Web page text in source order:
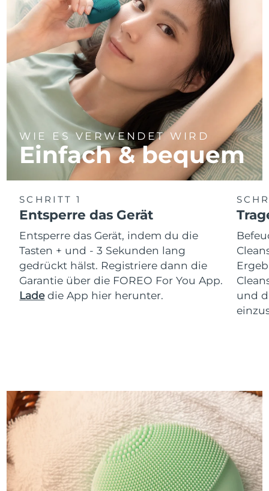
WIE ES VERWENDET WIRD
Einfach & bequem
SCHRITT 1
Entsperre das Gerät
Entsperre das Gerät, indem du die
Tasten + und - 3 Sekunden lang
gedrückt hälst. Registriere dann die
Garantie über die FOREO For You App.
Ladedie App hier herunter.
und